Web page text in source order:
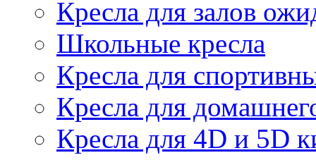
Кресла для залов
Школьные кресла
Кресла для
Кресла для
Кресла для 4D и 5D